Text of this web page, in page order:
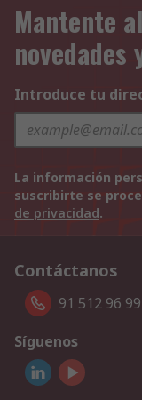
Mantente
Introduce tu
La información
suscribirte se
de privacidad.
Contáctanos
91 512 96 99
Síguenos